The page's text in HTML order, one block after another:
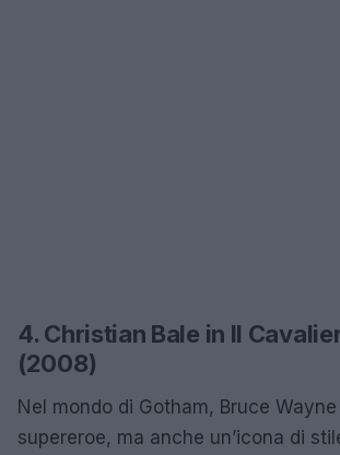
4. Christian Bale in Il
(2008)
Nel mondo di Gotham, Bruce
supereroe, ma anche un’icona di